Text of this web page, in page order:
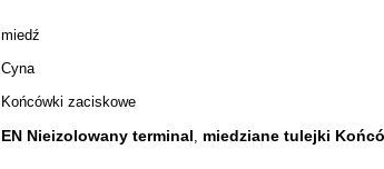
miedź
Cyna
Końcówki zaciskowe
EN Nieizolowany terminal, miedziane tulejki